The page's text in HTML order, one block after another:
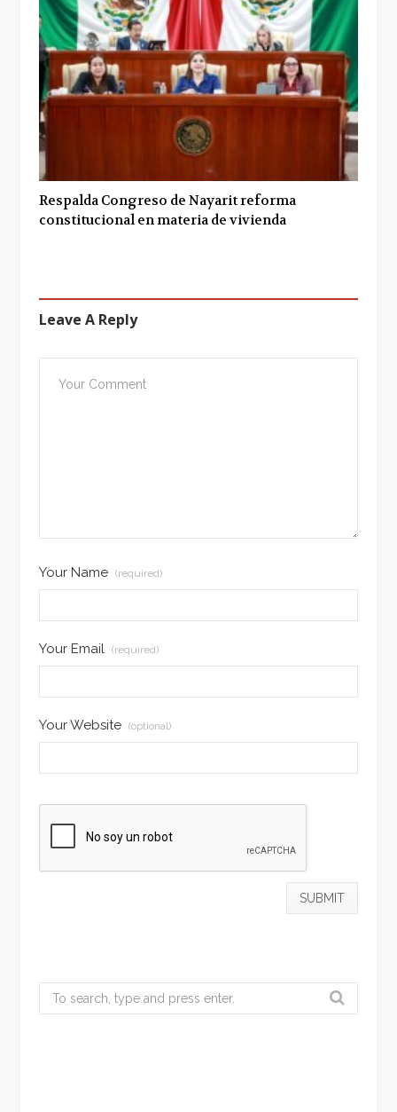
Respalda Congreso de Nayarit reforma
constitucional en materia de vivienda
Leave A Reply
Your Name (required)
Your Email (required)
Your Website (optional)
Search
for: